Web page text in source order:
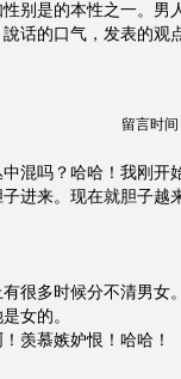
别是的本性之一。男
话的口气，发表的观
留言时间
混吗？哈哈！我刚开
进来。现在就胆子越
很多时候分不清男女
女的。
羡慕嫉妒恨！哈哈！